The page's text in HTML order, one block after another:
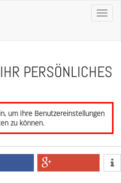
Toggle
PERSÖNLICHES
um Ihre Benutzereinstellungen
zu können.